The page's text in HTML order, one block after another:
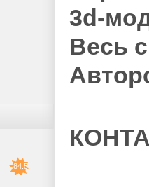
84.5
3d-
Весь